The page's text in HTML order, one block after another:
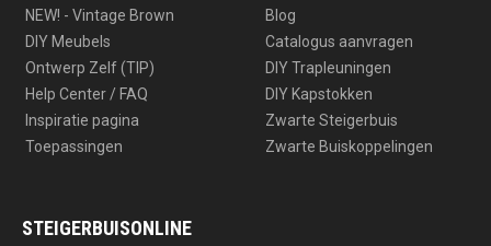
NEW! - Vintage Brown
DIY Meubels
Ontwerp Zelf (TIP)
Help Center / FAQ
Inspiratie pagina
Toepassingen
Blog
Catalogus aanvragen
DIY Trapleuningen
DIY Kapstokken
Zwarte Steigerbuis
Zwarte Buiskoppelingen
STEIGERBUISONLINE